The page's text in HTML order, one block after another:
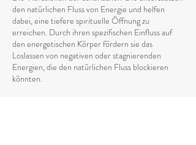
den natürlichen Fluss von Energie und helfen
dabei, eine tiefere spirituelle Öffnung zu
erreichen. Durch ihren spezifischen Einfluss auf
den energetischen Körper fördern sie das
Loslassen von negativen oder stagnierenden
Energien, die den natürlichen Fluss blockieren
könnten.